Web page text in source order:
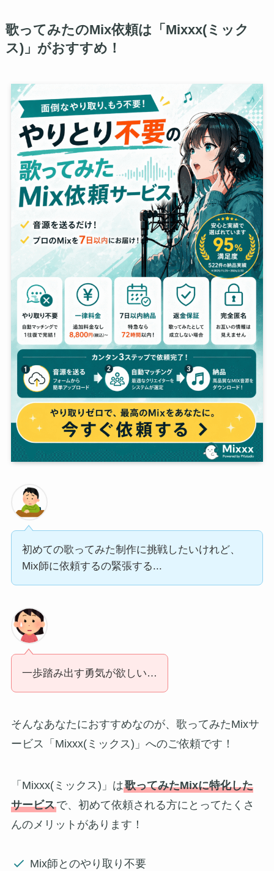
歌ってみたのMix依頼は「Mixxx(ミック
ス)」がおすすめ！
初めての歌ってみた制作に挑戦したいけれど、
Mix師に依頼するの緊張する...
一歩踏み出す勇気が欲しい…
そんなあなたにおすすめなのが、歌ってみたMixサ
ービス「Mixxx(ミックス)」へのご依頼です！
「Mixxx(ミックス)」は歌ってみたMixに特化した
サービスで、初めて依頼される方にとってたくさ
んのメリットがあります！
Mix師とのやり取り不要